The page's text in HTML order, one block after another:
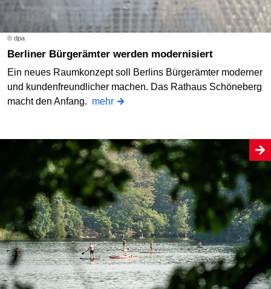
© dpa
Berliner Bürgerämter werden modernisiert
Ein neues Raumkonzept soll Berlins Bürgerämter moderner
und kundenfreundlicher machen. Das Rathaus Schöneberg
macht den Anfang. mehr